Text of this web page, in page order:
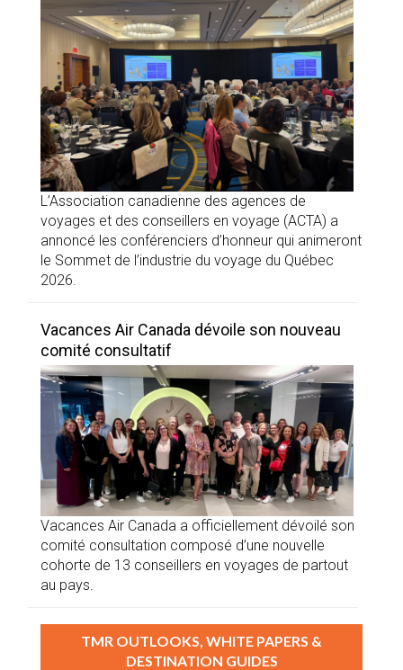
L’Association canadienne des agences de
voyages et des conseillers en voyage (ACTA) a
annoncé les conférenciers d’honneur qui animeront
le Sommet de l’industrie du voyage du Québec
2026.
Vacances Air Canada dévoile son nouveau
comité consultatif
Vacances Air Canada a officiellement dévoilé son
comité consultation composé d’une nouvelle
cohorte de 13 conseillers en voyages de partout
au pays.
TMR OUTLOOKS, WHITE PAPERS &
DESTINATION GUIDES